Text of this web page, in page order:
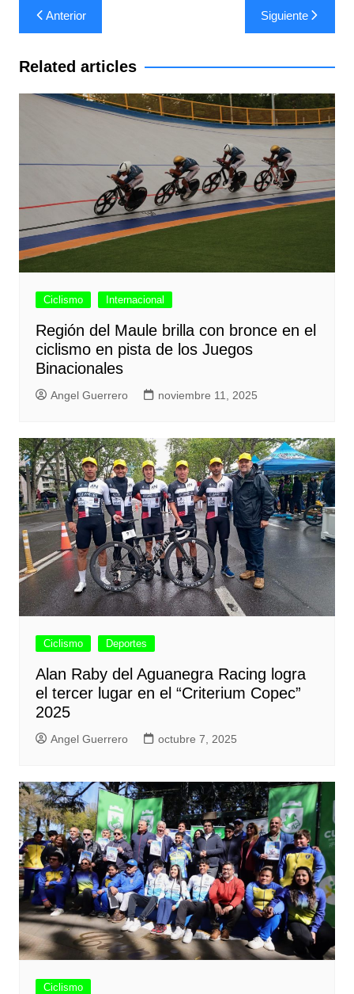
Navegación
de
entradas
Anterior Siguiente
Related articles
Ciclismo Internacional
Región del Maule brilla con bronce en el
ciclismo en pista de los Juegos
Binacionales
Angel Guerrero noviembre 11, 2025
Ciclismo Deportes
Alan Raby del Aguanegra Racing logra
el tercer lugar en el “Criterium Copec”
2025
Angel Guerrero octubre 7, 2025
Ciclismo